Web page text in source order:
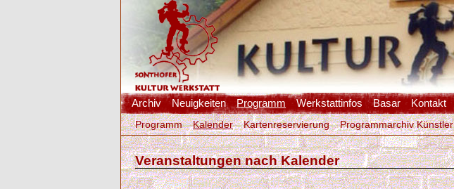
Archiv Neuigkeiten Programm Werkstattinfos Basar Kontakt
Programm Kalender Kartenreservierung Programmarchiv Künstler
Veranstaltungen nach Kalender